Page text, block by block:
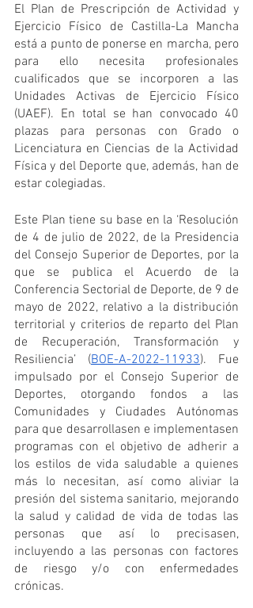
El Plan de Prescripción de Actividad y
Ejercicio Físico de Castilla-La Mancha
está a punto de ponerse en marcha, pero
para ello necesita profesionales
cualificados que se incorporen a las
Unidades Activas de Ejercicio Físico
(UAEF). En total se han convocado 40
plazas para personas con Grado o
Licenciatura en Ciencias de la Actividad
Física y del Deporte que, además, han de
estar colegiadas.
Este Plan tiene su base en la ‘Resolución
de 4 de julio de 2022, de la Presidencia
del Consejo Superior de Deportes, por la
que se publica el Acuerdo de la
Conferencia Sectorial de Deporte, de 9 de
mayo de 2022, relativo a la distribución
territorial y criterios de reparto del Plan
de Recuperación, Transformación y
Resiliencia’ (BOE-A-2022-11933). Fue
impulsado por el Consejo Superior de
Deportes, otorgando fondos a las
Comunidades y Ciudades Autónomas
para que desarrollasen e implementasen
programas con el objetivo de adherir a
los estilos de vida saludable a quienes
más lo necesitan, así como aliviar la
presión del sistema sanitario, mejorando
la salud y calidad de vida de todas las
personas que así lo precisasen,
incluyendo a las personas con factores
de riesgo y/o con enfermedades
crónicas.